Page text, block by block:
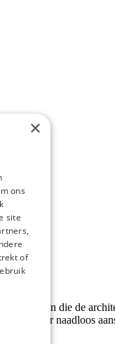
die de
elke vloer naadloos
×
ons
site
of